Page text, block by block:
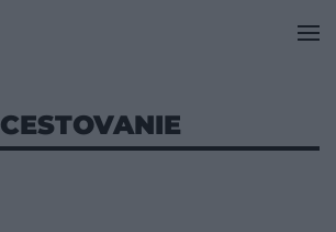
CESTOVANIE